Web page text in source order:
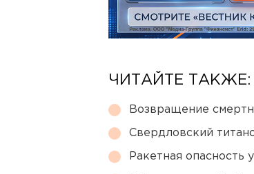
ЧИТАЙТЕ ТАКЖЕ:
Возвращение
Свердловский
Ракетная опасность